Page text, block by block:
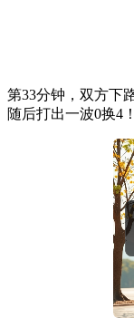
第33分钟，双方下
随后打出一波0换4！